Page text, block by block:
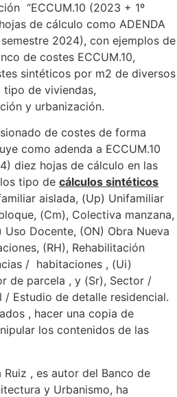
“ECCUM.10 (2023 + 1º
de cálculo como ADENDA
2024), con ejemplos de
de costes ECCUM.10,
sintéticos por m2 de diversos
de viviendas,
y urbanización.
de costes de forma
como adenda a ECCUM.10
diez hojas de cálculo en las
tipo de cálculos sintéticos
aislada, (Up) Unifamiliar
(Cm), Colectiva manzana,
Docente, (ON) Obra Nueva
(RH), Rehabilitación
/ habitaciones , (Ui)
de parcela , y (Sr), Sector /
/ Estudio de detalle residencial.
, hacer una copia de
los contenidos de las
, es autor del Banco de
y Urbanismo, ha